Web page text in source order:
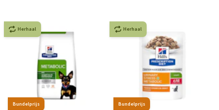
Bundelprijs
Herhaal
Bundelprijs
Herhaal